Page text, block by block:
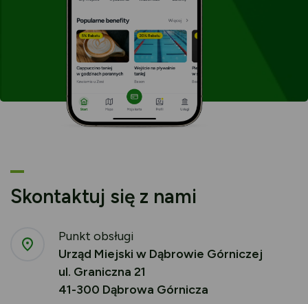
Skontaktuj się z nami
Punkt obsługi
Urząd Miejski w Dąbrowie Górniczej
ul. Graniczna 21
41-300 Dąbrowa Górnicza